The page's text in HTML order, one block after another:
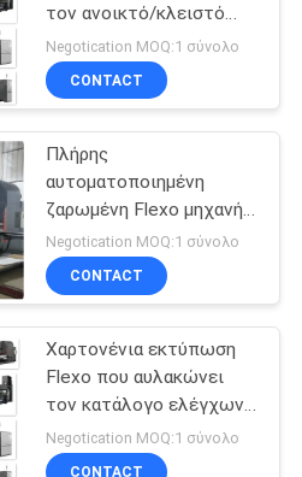
flexo
16
τον ανοικτό/κλειστό
τύπο υψηλής ταχύτητας
μηχανών
Negotication MOQ:1 σύνολο
CONTACT
Πλήρης
αυτοματοποιημένη
ζαρωμένη Flexo μηχανή
εκτύπωσης κιβωτίων
300 φύλλο/λ.
Negotication MOQ:1 σύνολο
CONTACT
Χαρτονένια εκτύπωση
Flexo που αυλακώνει
τον κατάλογο ελέγχων
με σερβομηχανισμό
μηχανών
Negotication MOQ:1 σύνολο
CONTACT